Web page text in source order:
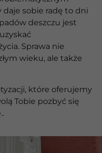
daje sobie radę to dni
deszczu jest
Sprawa nie
wieku, ale także
które oferujemy
Tobie pozbyć się